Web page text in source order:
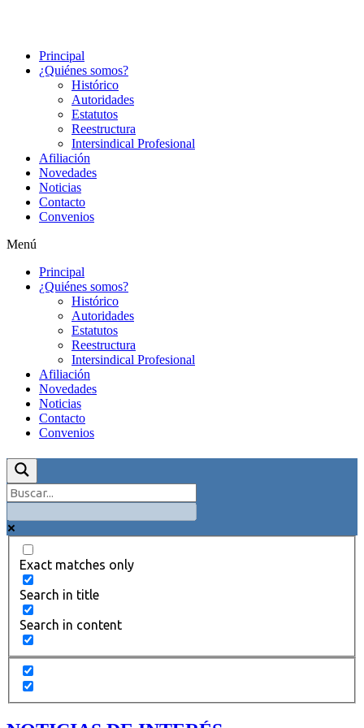
Principal
¿Quiénes somos?
Histórico
Autoridades
Estatutos
Reestructura
Intersindical Profesional
Afiliación
Novedades
Noticias
Contacto
Convenios
Menú
Principal
¿Quiénes somos?
Histórico
Autoridades
Estatutos
Reestructura
Intersindical Profesional
Afiliación
Novedades
Noticias
Contacto
Convenios
Exact matches only
Search in title
Search in content